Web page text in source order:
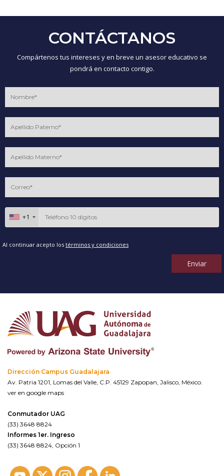
CONTÁCTANOS
Compártenos tus intereses y en breve un asesor educativo se
pondrá en contacto contigo.
+1
Al continuar acepto los términos y condiciones
Enviar
Dirección Campus Guadalajara
Av. Patria 1201, Lomas del Valle, C.P. 45129 Zapopan, Jalisco, México.
ver en google maps
Conmutador UAG
(33) 3648 8824
Informes 1er. Ingreso
(33) 3648 8824, Opción 1